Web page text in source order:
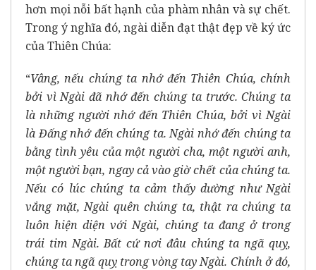
hơn mọi nỗi bất hạnh của phàm nhân và sự chết.
Trong ý nghĩa đó, ngài diễn đạt thật đẹp về ký ức
của Thiên Chúa:
“Vâng, nếu chúng ta nhớ đến Thiên Chúa, chính
bởi vì Ngài đã nhớ đến chúng ta trước. Chúng ta
là những người nhớ đến Thiên Chúa, bởi vì Ngài
là Đấng nhớ đến chúng ta. Ngài nhớ đến chúng ta
bằng tình yêu của một người cha, một người anh,
một người bạn, ngay cả vào giờ chết của chúng ta.
Nếu có lúc chúng ta cảm thấy dường như Ngài
vắng mặt, Ngài quên chúng ta, thật ra chúng ta
luôn hiện diện với Ngài, chúng ta đang ở trong
trái tim Ngài. Bất cứ nơi đâu chúng ta ngã quỵ,
chúng ta ngã quỵ trong vòng tay Ngài. Chính ở đó,